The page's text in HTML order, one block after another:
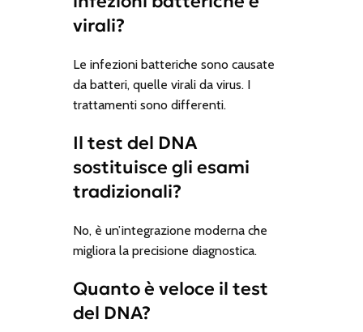
virali?
Le infezioni batteriche sono causate
da batteri, quelle virali da virus. I
trattamenti sono differenti.
Il test del DNA
sostituisce gli esami
tradizionali?
No, è un’integrazione moderna che
migliora la precisione diagnostica.
Quanto è veloce il test
del DNA?